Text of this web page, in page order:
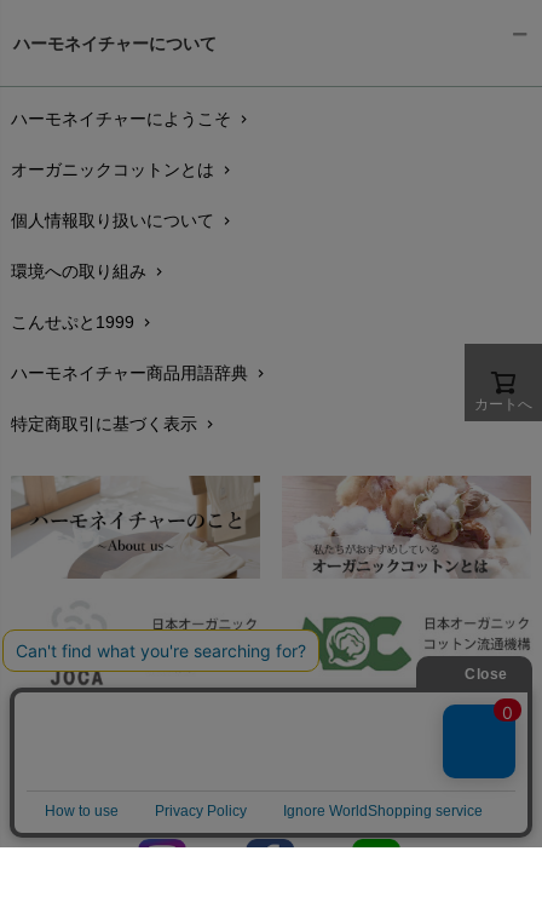
カートへ
配送と送料chevron_right
在庫状況と発送予定chevron_right
サイズ・寸法chevron_right
生地・素材chevron_right
お手入れについて
レビューを書こうchevron_right
返品交換chevron_right
FAXでのご注文
お問い合わせchevron_right
ハーモネイチャーについて
ハーモネイチャーにようこそ chevron_right
オーガニックコットンとは chevron_right
個人情報取り扱いについて chevron_right
環境への取り組み chevron_right
こんせぷと1999 chevron_right
ハーモネイチャー商品用語辞典 chevron_right
特定商取引に基づく表示 chevron_right